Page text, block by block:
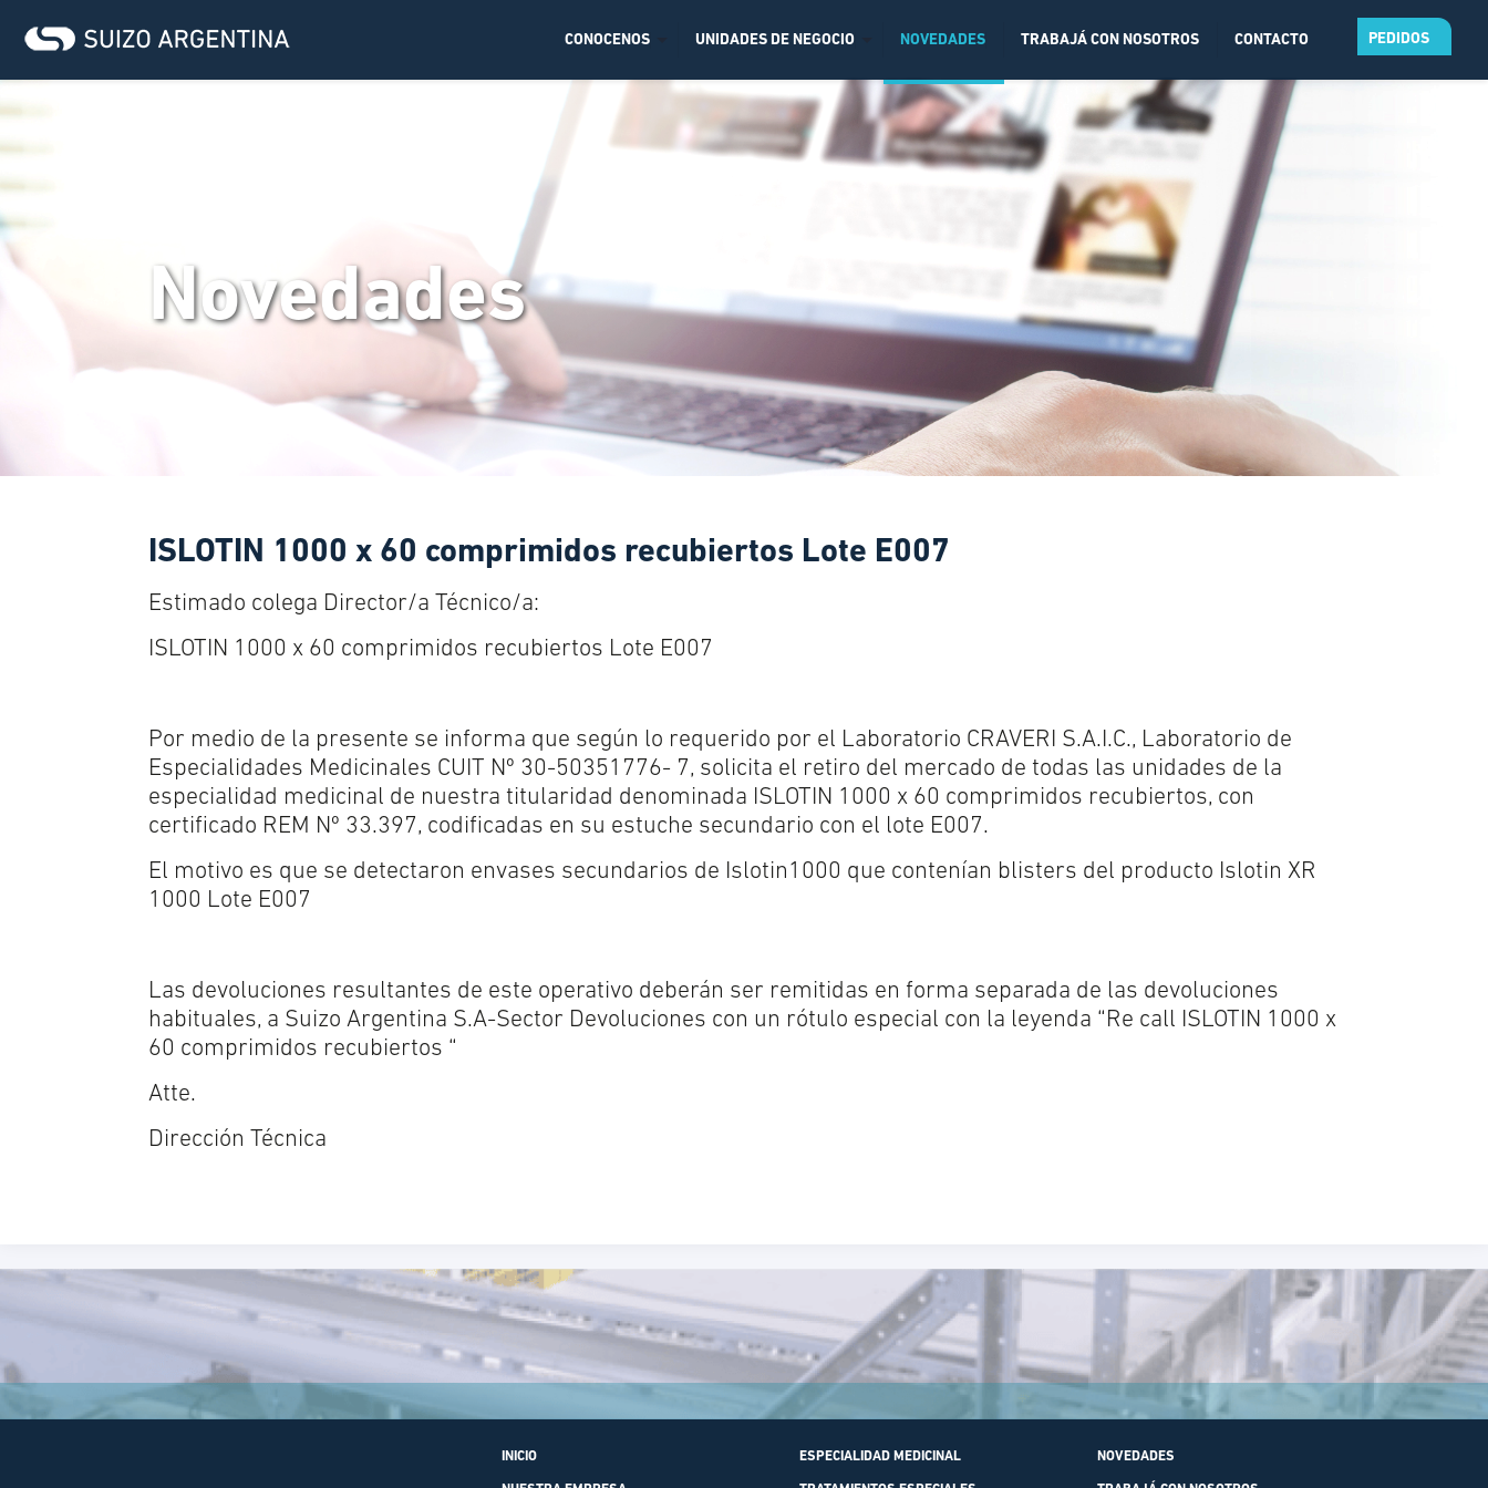
CONOCENOS UNIDADES DE NEGOCIO NOVEDADES TRABAJÁ CON NOSOTROS CONTACTO PEDIDOS
Novedades
ISLOTIN 1000 x 60 comprimidos recubiertos Lote E007
Estimado colega Director/a Técnico/a:
ISLOTIN 1000 x 60 comprimidos recubiertos Lote E007
Por medio de la presente se informa que según lo requerido por el Laboratorio CRAVERI S.A.I.C., Laboratorio de
Especialidades Medicinales CUIT Nº 30-50351776- 7, solicita el retiro del mercado de todas las unidades de la
especialidad medicinal de nuestra titularidad denominada ISLOTIN 1000 x 60 comprimidos recubiertos, con
certificado REM Nº 33.397, codificadas en su estuche secundario con el lote E007.
El motivo es que se detectaron envases secundarios de Islotin1000 que contenían blisters del producto Islotin XR
1000 Lote E007
Las devoluciones resultantes de este operativo deberán ser remitidas en forma separada de las devoluciones
habituales, a Suizo Argentina S.A-Sector Devoluciones con un rótulo especial con la leyenda “Re call ISLOTIN 1000 x
60 comprimidos recubiertos “
Atte.
Dirección Técnica
INICIO ESPECIALIDAD MEDICINAL NOVEDADES